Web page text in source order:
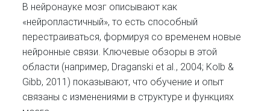
В нейронауке мозг описывают как
«нейропластичный», то есть способный
перестраиваться, формируя со временем новые
нейронные связи. Ключевые обзоры в этой
области (например, Draganski et al., 2004; Kolb &
Gibb, 2011) показывают, что обучение и опыт
связаны с изменениями в структуре и функциях